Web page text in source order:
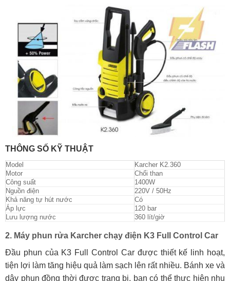
THÔNG SỐ KỸ THUẬT
Model
Karcher K2.360
Motor
Chổi than
Công suất
1400W
Nguồn điện
220V / 50Hz
Khả năng tự hút nước
Có
Áp lực
120 bar
Lưu lượng nước
360 lít/giờ
2. Máy phun rửa Karcher chạy điện K3 Full Control Car
Đầu phun của K3 Full Control Car được thiết kế linh hoạt,
tiện lợi làm tăng hiệu quả làm sạch lên rất nhiều. Bánh xe và
dây phun đồng thời được trang bị, bạn có thể thực hiện nhu